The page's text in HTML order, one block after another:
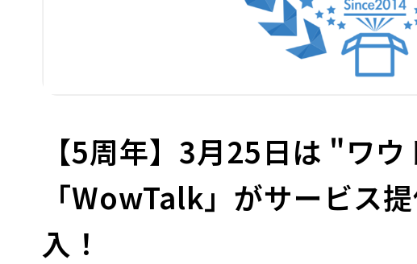
【5周年】3月25日は "ワウ
「WowTalk」がサービス
入！